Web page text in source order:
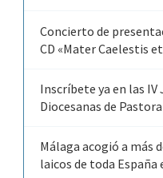
Concierto de
CD «Mater Caelestis
Inscríbete ya en las IV
Diocesanas de
Málaga acogió a más
laicos de toda España